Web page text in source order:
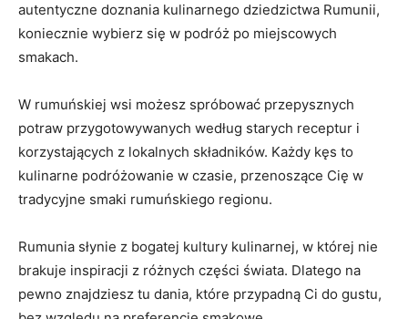
autentyczne ⁢doznania kulinarnego dziedzictwa Rumunii,
koniecznie wybierz się w​ podróż po miejscowych
⁢smakach.
W rumuńskiej wsi możesz spróbować przepysznych
potraw przygotowywanych według starych receptur i
korzystających z lokalnych składników. Każdy ‍kęs to
kulinarne podróżowanie ​w czasie,‍ przenoszące Cię w
tradycyjne smaki rumuńskiego regionu.
Rumunia​ słynie z bogatej ​kultury kulinarnej, ⁢w której‌ nie
‌brakuje inspiracji ​z różnych ⁢części świata. Dlatego na
pewno znajdziesz ​tu dania,⁤ które przypadną Ci do gustu,